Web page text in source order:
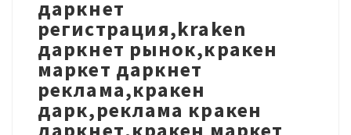
даркнет
регистрация,kraken
даркнет рынок,кракен
маркет даркнет
реклама,кракен
дарк,реклама кракен